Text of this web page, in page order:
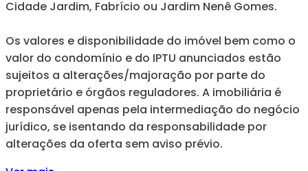
Cidade Jardim, Fabrício ou Jardim Nenê Gomes.
Os valores e disponibilidade do imóvel bem como o
valor do condomínio e do IPTU anunciados estão
sujeitos a alterações/majoração por parte do
proprietário e órgãos reguladores. A imobiliária é
responsável apenas pela intermediação do negócio
jurídico, se isentando da responsabilidade por
alterações da oferta sem aviso prévio.